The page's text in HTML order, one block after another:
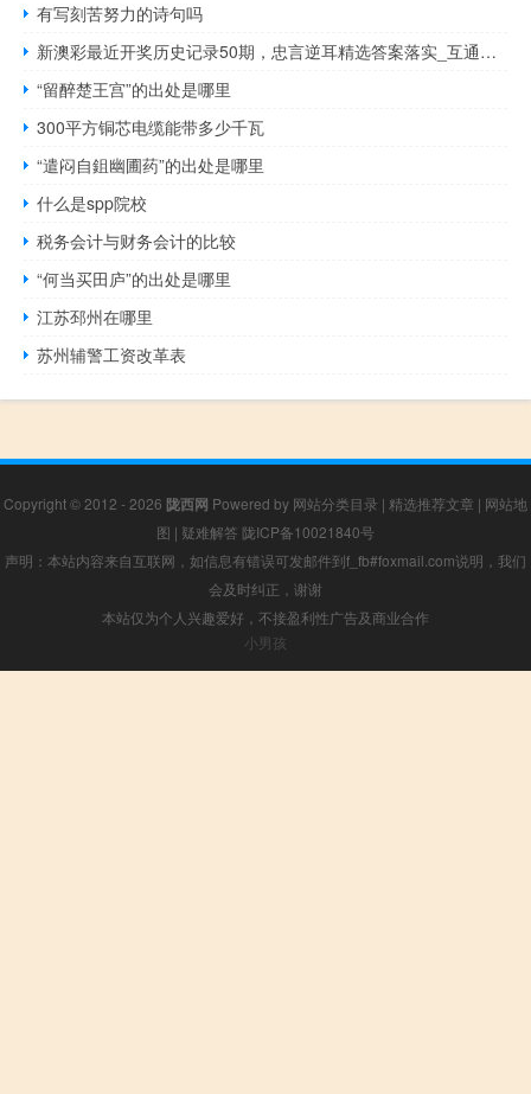
有写刻苦努力的诗句吗
新澳彩最近开奖历史记录50期，忠言逆耳精选答案落实_互通版552.963
“留醉楚王宫”的出处是哪里
300平方铜芯电缆能带多少千瓦
“遣闷自鉏幽圃药”的出处是哪里
什么是spp院校
税务会计与财务会计的比较
“何当买田庐”的出处是哪里
江苏邳州在哪里
苏州辅警工资改革表
Copyright © 2012 - 2026 陇西网 Powered by 网站分类目录 | 精选推荐文章 | 网站地
图 | 疑难解答 陇ICP备10021840号
声明：本站内容来自互联网，如信息有错误可发邮件到f_fb#foxmail.com说明，我们
会及时纠正，谢谢
本站仅为个人兴趣爱好，不接盈利性广告及商业合作
小男孩